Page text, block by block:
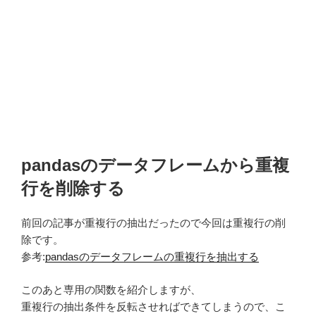
pandasのデータフレームから重複
行を削除する
前回の記事が重複行の抽出だったので今回は重複行の削
除です。
参考:pandasのデータフレームの重複行を抽出する
このあと専用の関数を紹介しますが、
重複行の抽出条件を反転させればできてしまうので、こ